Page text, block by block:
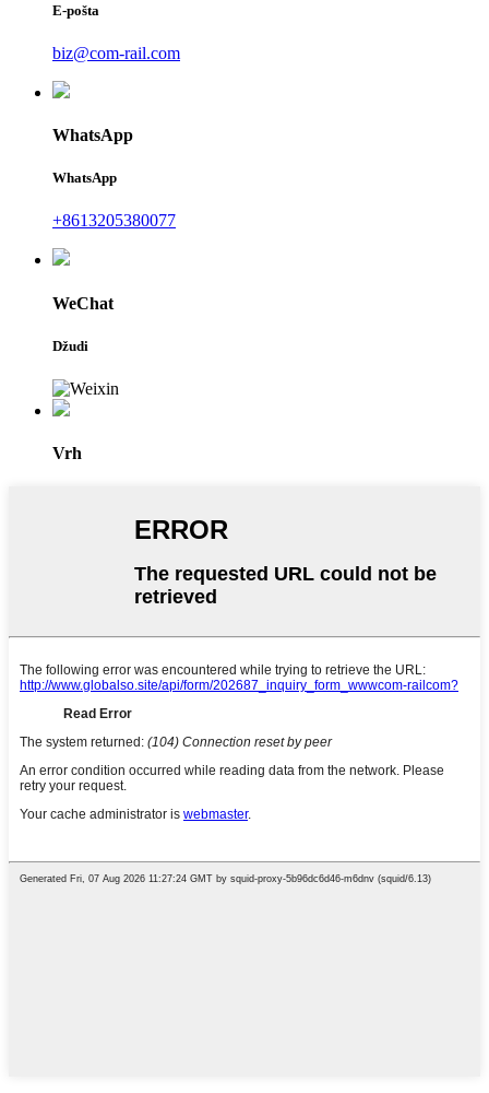
E-pošta
biz@com-rail.com
WhatsApp
WhatsApp
+8613205380077
WeChat
Džudi
Vrh